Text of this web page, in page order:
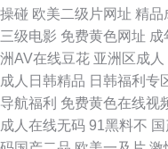
操碰 欧美二级片网址 精品
三级电影 免费黄色网址 成
洲AV在线豆花 亚洲区成人
成人日韩精品 日韩福利专
导航福利 免费黄色在线视
成人在线无码 91黑料不